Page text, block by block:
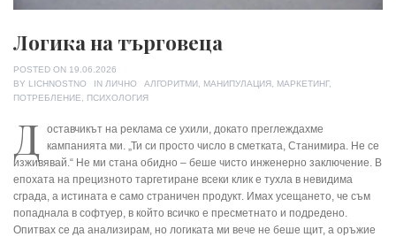
Логика на търговеца
POSTED ON 19.06.2026
BY LICHNOSTNO IN ЛИЧНО TAGS
АЛГОРИТМИ, МАНИПУЛАЦИЯ, МАРКЕТИНГ,
ПОТРЕБЛЕНИЕ, ПСИХОЛОГИЯ
Д
оставчикът на реклама се ухили, докато преглеждахме
кампанията ми. „Ти си просто число в сметката, Станимира. Не се
изживявай.“ Не ми стана обидно – беше чисто инженерно заключение. В
епохата на прецизното таргетиране всеки клик е тухла в невидима
сграда, а истината е само страничен продукт. Имах усещането, че съм
попаднала в софтуер, в който всичко е пресметнато и подредено.
Опитвах се да анализирам, но логиката ми вече не беше щит, а оръжие